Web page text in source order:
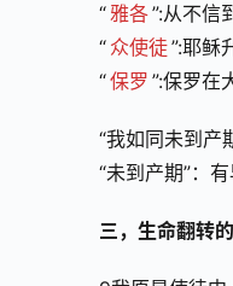
“雅各”:从不信
“ 众使徒”:耶稣
“保罗 ”:保罗在
“我如同未到产
“未到产期”：
三，生命翻转